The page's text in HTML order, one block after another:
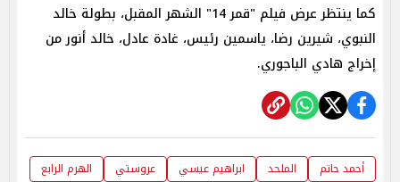
كما ينتظر عرض فيلم "قمر 14" الشهر المقبل، بطولة خالد
النبوي، شيرين رضا، ياسمين رئيس، غادة عادل، خالد أنور من
إخراج هادي الباجوري.
أحمد حاتم الملحد ابراهيم عيسي عروستي
الهرم الرابع